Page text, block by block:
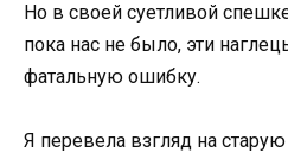
Но в своей суетливой
пока нас не было, эти
фатальную ошибку.
Я перевела взгляд на